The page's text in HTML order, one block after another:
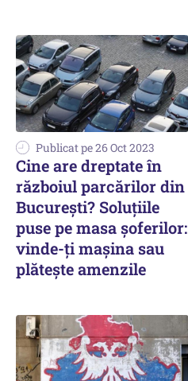
Publicat pe 26 Oct 2023
Cine are dreptate în
războiul parcărilor din
Bucureşti? Soluţiile
puse pe masa şoferilor:
vinde-ţi maşina sau
plăteşte amenzile